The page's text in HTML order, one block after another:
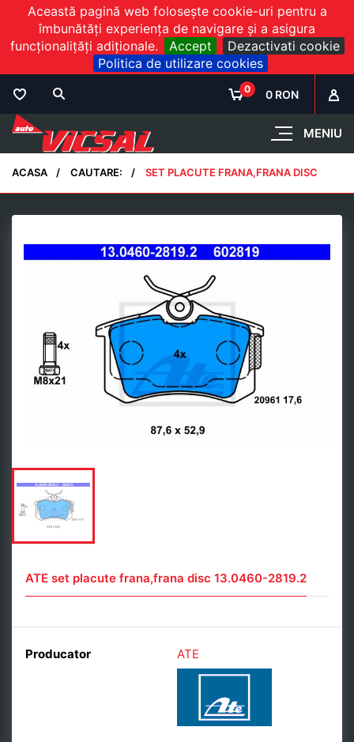
Această pagină web folosește cookie-uri pentru a
îmbunătăți experiența de navigare și a asigura
funcționalițăți adiționale.
Accept
Dezactivati cookie
Politica de utilizare cookies
MENIU
0 0 RON
ACASA CAUTARE: SET PLACUTE FRANA,FRANA DISC
ATE set placute frana,frana disc 13.0460-2819.2
Producator ATE